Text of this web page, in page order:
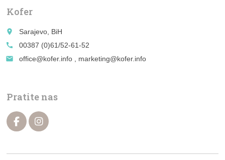
Kofer
place
Sarajevo, BiH
call
00387 (0)61/52-61-52
email
office@kofer.info , marketing@kofer.info
Pratite nas